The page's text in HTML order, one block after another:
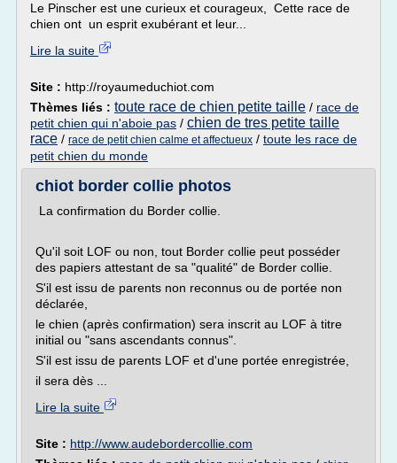
Le Pinscher est une curieux et courageux, Cette race de
chien ont un esprit exubérant et leur...
Lire la suite
Site : http://royaumeduchiot.com
Thèmes liés : toute race de chien petite taille / race de
petit chien qui n'aboie pas / chien de tres petite taille
race / race de petit chien calme et affectueux / toute les race de
petit chien du monde
chiot border collie photos
La confirmation du Border collie.
Qu'il soit LOF ou non, tout Border collie peut posséder
des papiers attestant de sa "qualité" de Border collie.
S'il est issu de parents non reconnus ou de portée non
déclarée,
le chien (après confirmation) sera inscrit au LOF à titre
initial ou "sans ascendants connus".
S'il est issu de parents LOF et d'une portée enregistrée,
il sera dès ...
Lire la suite
Site : http://www.audebordercollie.com